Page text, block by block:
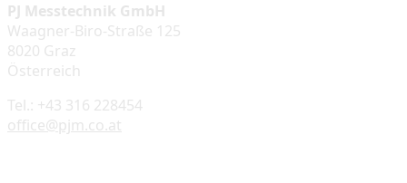
PJ Messtechnik GmbH
Waagner-Biro-Straße 125
8020 Graz
Österreich
Tel.: +43 316 228454
office@pjm.co.at